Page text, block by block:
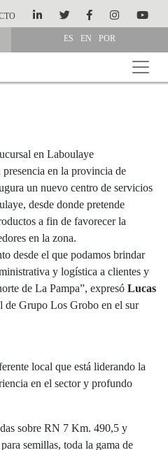
ES EN POR
en Laboulaye
en la provincia de
un nuevo centro de servicios
desde donde pretende
a fin de favorecer la
en la zona.
desde el que podamos brindar
y logística a clientes y
de La Pampa”, expresó Lucas
de Grupo Los Grobo en el sur
local que está liderando la
en el sector y profundo
sobre RN 7 Km. 490,5 y
semillas, toda la gama de